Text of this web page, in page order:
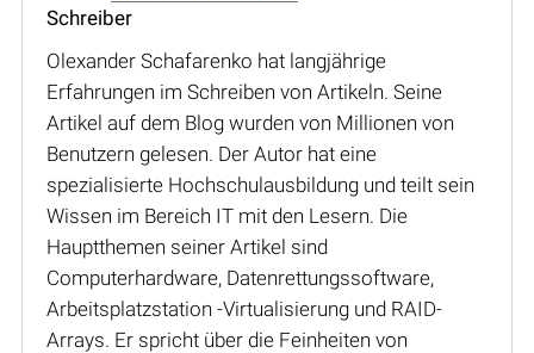
Schreiber
Olexander Schafarenko hat langjährige
Erfahrungen im Schreiben von Artikeln. Seine
Artikel auf dem Blog wurden von Millionen von
Benutzern gelesen. Der Autor hat eine
spezialisierte Hochschulausbildung und teilt sein
Wissen im Bereich IT mit den Lesern. Die
Hauptthemen seiner Artikel sind
Computerhardware, Datenrettungssoftware,
Arbeitsplatzstation -Virtualisierung und RAID-
Arrays. Er spricht über die Feinheiten von